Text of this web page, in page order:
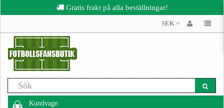
Gratis frakt på alla beställningar!
SEK
Kundvagn